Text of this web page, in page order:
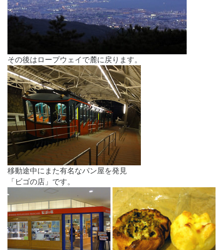
その後はロープウェイで麓に戻ります。
移動途中にまた有名なパン屋を発見
「ビゴの店」です。